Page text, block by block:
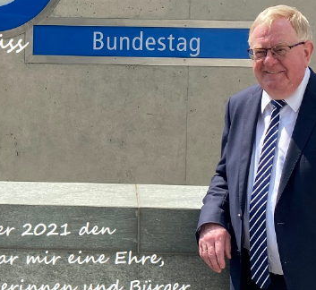
Abgeordneten
Karl Schiewerling (Nottuln)
aus dem
Deutschen Bahn
wurden vom Präsidenten
Nord Westfalen Dr.
Uebbing sowie dem
Nahverkehr Westfalen-
Verbandsvorsteher Dr.
der Deutschen Bahn
Dr. Rüdiger Grube,
Pofalla, sowie die
und Ingulf Leuschel teil.